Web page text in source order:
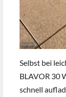
Selbst bei
BLAVOR 30
schnell